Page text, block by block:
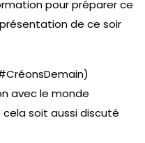
pour préparer ce
de ce soir
avec le monde
soit aussi discuté